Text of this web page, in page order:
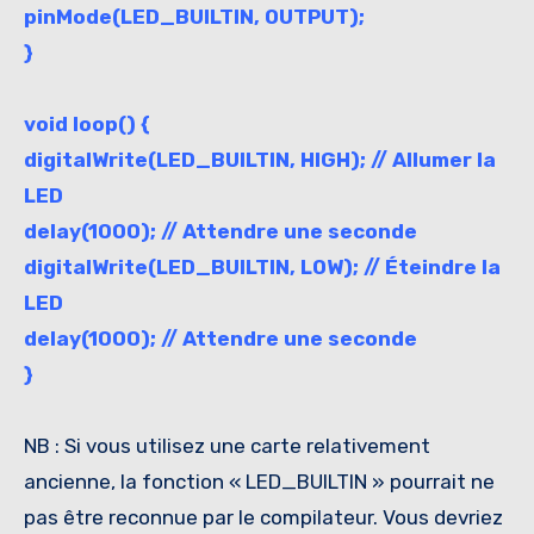
pinMode(LED_BUILTIN, OUTPUT);
}
void loop() {
digitalWrite(LED_BUILTIN, HIGH); // Allumer la
LED
delay(1000); // Attendre une seconde
digitalWrite(LED_BUILTIN, LOW); // Éteindre la
LED
delay(1000); // Attendre une seconde
}
NB : Si vous utilisez une carte relativement
ancienne, la fonction « LED_BUILTIN » pourrait ne
pas être reconnue par le compilateur. Vous devriez